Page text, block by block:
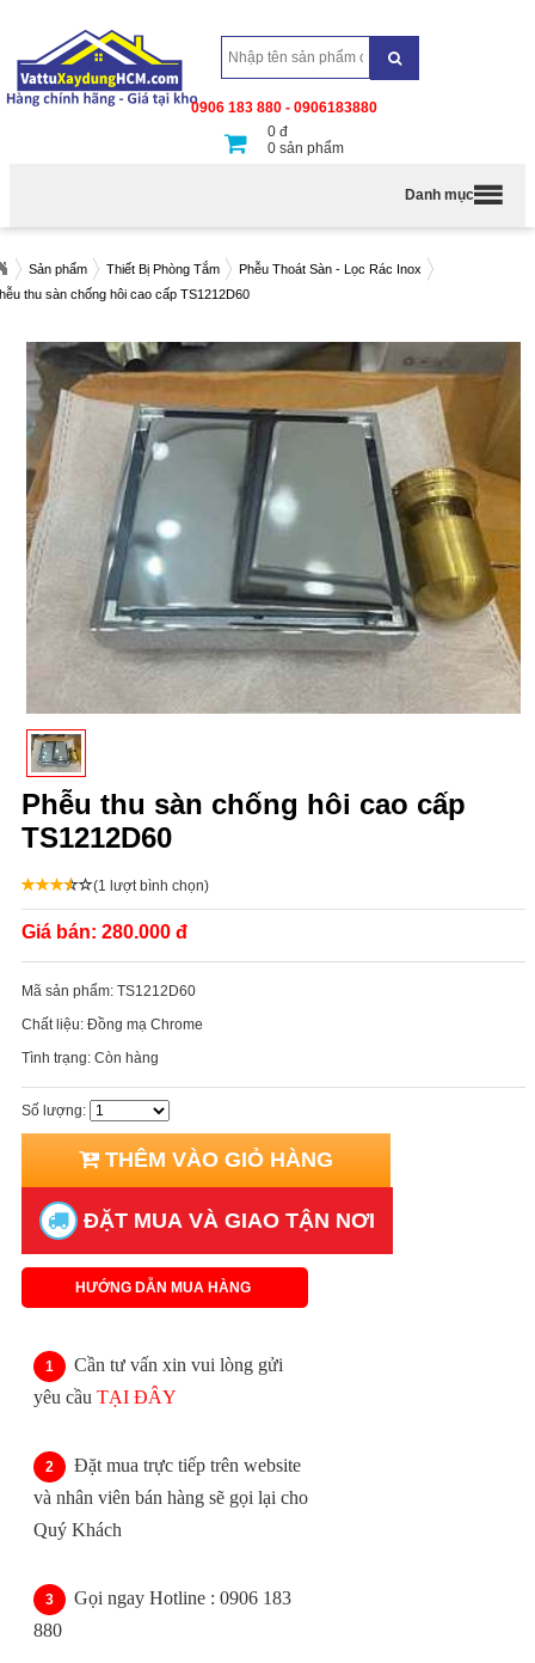
0906 183 880 - 0906183880
0 đ
0 sản phẩm
Danh mục
Sản phẩm Thiết Bị Phòng Tắm
Phễu Thoát Sàn - Lọc Rác Inox
thu sàn chống hôi cao cấp TS1212D60
Phễu thu sàn chống hôi cao cấp
TS1212D60
(1 lượt bình chọn)
Giá bán: 280.000 đ
Mã sản phẩm: TS1212D60
Chất liệu: Đồng mạ Chrome
Tình trạng: Còn hàng
Số lượng:
THÊM VÀO GIỎ HÀNG
ĐẶT MUA VÀ GIAO TẬN NƠI
HƯỚNG DẪN MUA HÀNG
Cần tư vấn xin vui lòng gửi
yêu cầu TẠI ĐÂY
Đặt mua trực tiếp trên website
và nhân viên bán hàng sẽ gọi lại cho
Quý Khách
Gọi ngay Hotline : 0906 183
880